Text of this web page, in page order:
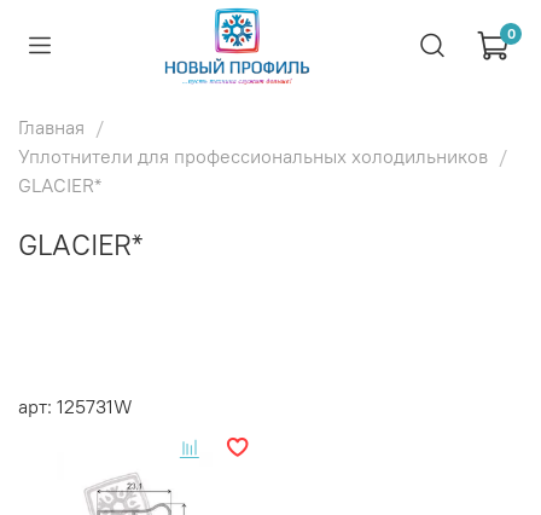
0
Главная
Уплотнители для профессиональных холодильников
GLACIER*
GLACIER*
арт: 125731W